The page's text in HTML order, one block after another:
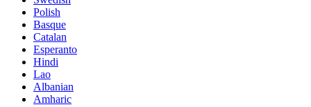
Polish
Basque
Catalan
Esperanto
Hindi
Lao
Albanian
Amharic